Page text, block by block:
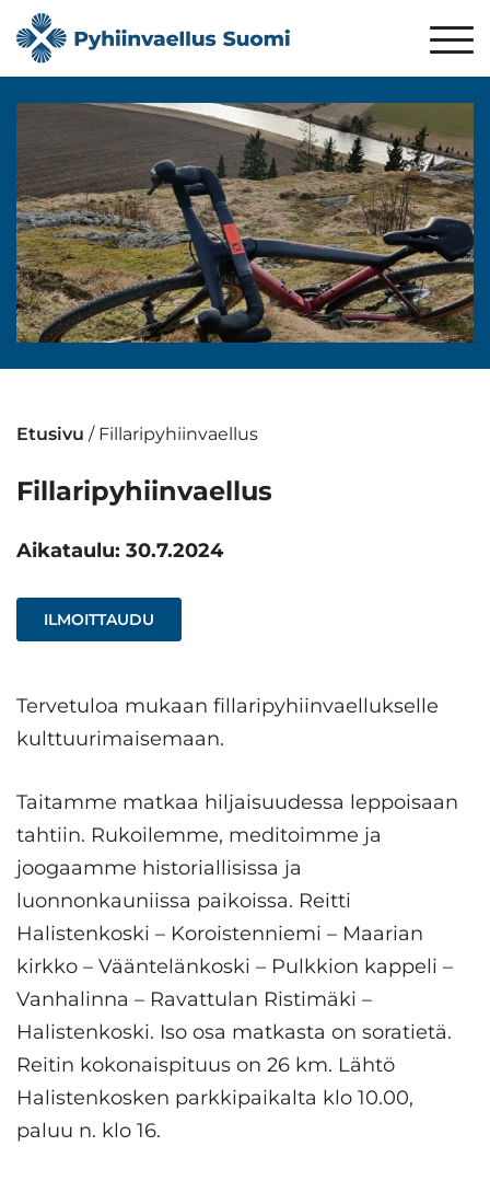
Etusivu / Fillaripyhiinvaellus
Fillaripyhiinvaellus
Aikataulu: 30.7.2024
ILMOITTAUDU
Tervetuloa mukaan fillaripyhiinvaellukselle
kulttuurimaisemaan.
Taitamme matkaa hiljaisuudessa leppoisaan
tahtiin. Rukoilemme, meditoimme ja
joogaamme historiallisissa ja
luonnonkauniissa paikoissa. Reitti
Halistenkoski – Koroistenniemi – Maarian
kirkko – Vääntelänkoski – Pulkkion kappeli –
Vanhalinna – Ravattulan Ristimäki –
Halistenkoski. Iso osa matkasta on soratietä.
Reitin kokonaispituus on 26 km. Lähtö
Halistenkosken parkkipaikalta klo 10.00,
paluu n. klo 16.